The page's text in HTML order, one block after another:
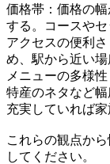
価格帯：価格の
する。コースやセ
アクセスの便利
め、駅から近い
メニューの多様
特産のネタなど
充実していれば
これらの観点か
してください。